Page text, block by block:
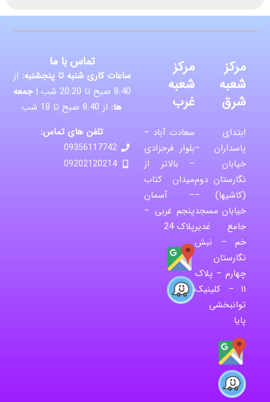
مرکز
شعبه
شرق
ابتدای
پاسداران –
خیابان
نگارستان دوم
(کاشیها) –
خیابان مسجد
جامع غدیر
خم – نبش
نگارستان
چهارم – پلاک
۱۱ – کلینیک
توانبخشی
پایا
مرکز
شعبه
غرب
سعادت آباد –
بلوار فرحزادی
– بالاتر از
میدان کتاب
– آسمان
پنجم غربی –
پلاک 24
تماس با ما
ساعات کاری شنبه تا پنجشنبه: از
8:40 صبح تا 20:20 شب |
جمعه
ها: از 8:40 صبح تا 18 شب
تلفن های تماس:
09356117742
09202120214